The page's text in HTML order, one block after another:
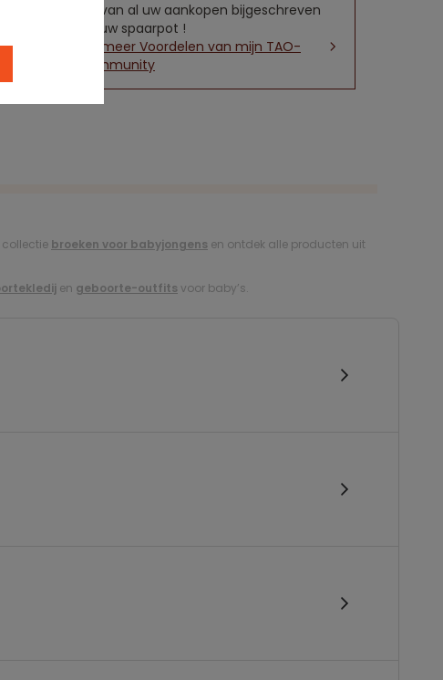
5% van al uw aankopen bijgeschreven
op uw spaarpot !
Zie meer Voordelen van mijn TAO-
community
collectie broeken voor babyjongens en ontdek alle producten uit
en geboorte-outfits voor baby’s.